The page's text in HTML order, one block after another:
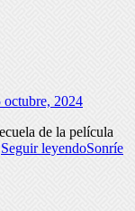
octubre, 2024
de la película
Seguir leyendoSonríe